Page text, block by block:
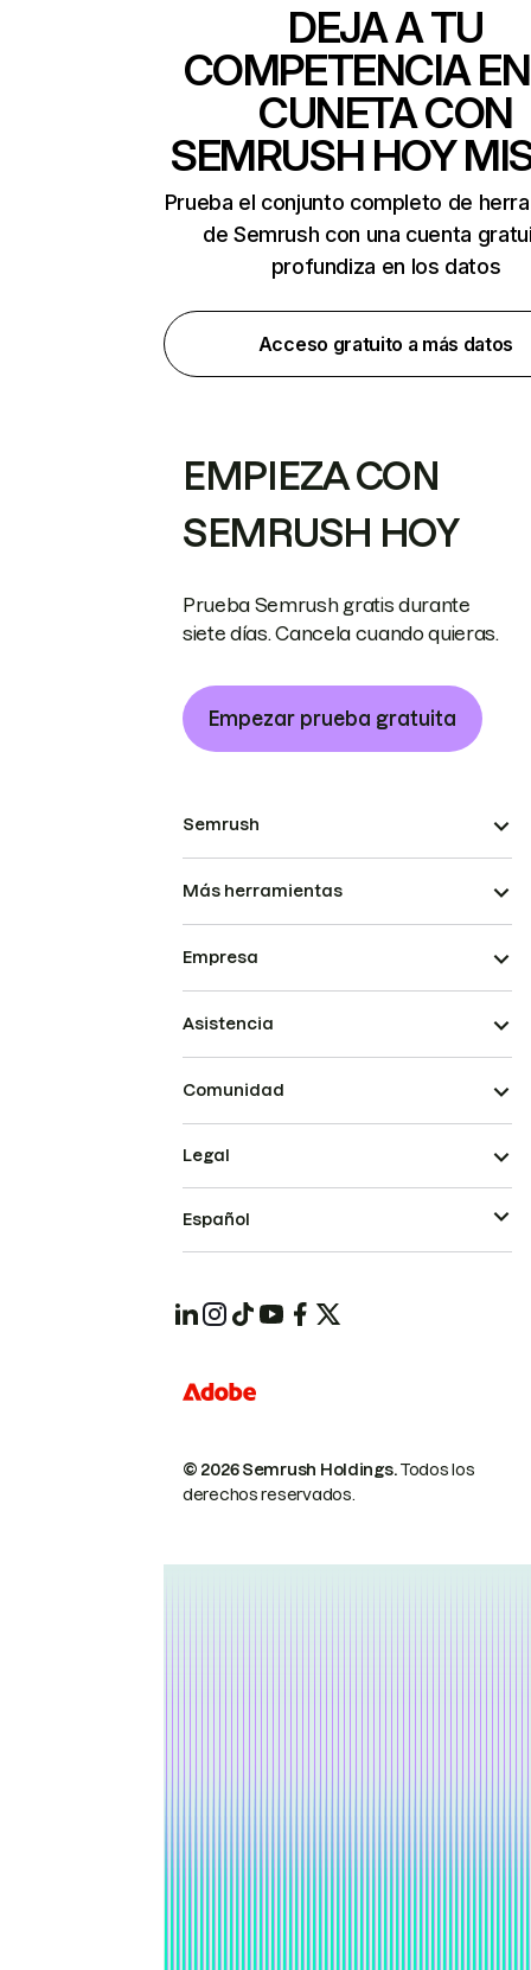
DEJA A TU
COMPETENCIA
CUNETA CON
SEMRUSH HOY
Prueba el conjunto completo de
de Semrush con una cuenta
profundiza en los datos
Acceso gratuito a más datos
EMPIEZA CON
SEMRUSH HOY
Prueba Semrush gratis durante
siete días. Cancela cuando quieras.
Empezar prueba gratuita
Semrush
Más herramientas
Empresa
Asistencia
Comunidad
© 2026 Semrush Holdings.Todos los
derechos reservados.
Legal
Español